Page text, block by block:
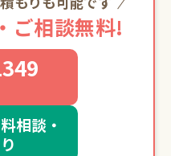
ご相談無料!
相談・